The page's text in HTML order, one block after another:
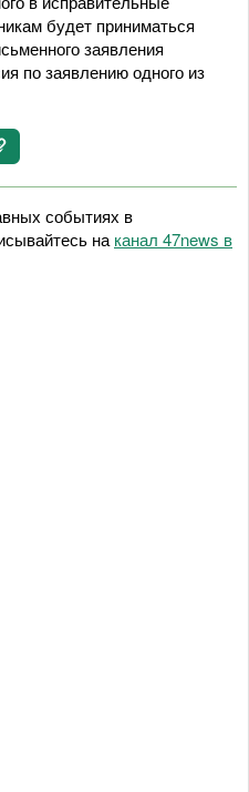
будет приниматься
заявления
по заявлению одного из
событиях в
на канал 47news в